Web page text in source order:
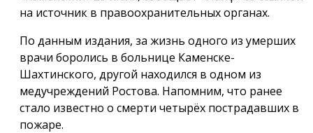
на источник в правоохранительных органах.
По данным издания, за жизнь одного из умерших
врачи боролись в больнице Каменске-
Шахтинского, другой находился в одном из
медучреждений Ростова. Напомним, что ранее
стало известно о смерти четырёх пострадавших в
пожаре.